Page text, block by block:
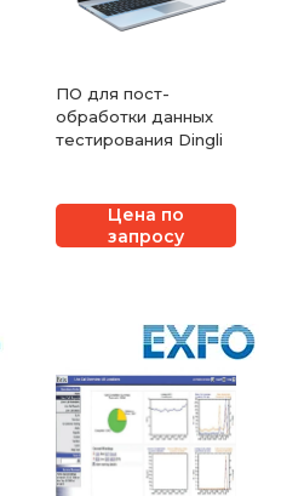
ПО для пост-
обработки данных
тестирования Dingli
Цена по
запросу